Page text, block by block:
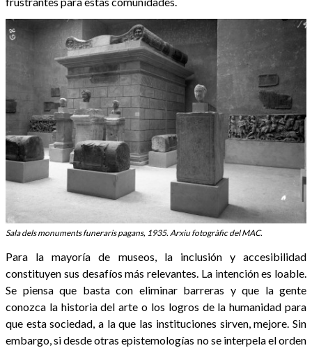
Sala dels monuments funeraris pagans, 1935. Arxiu fotogràfic del MAC.
Para la mayoría de museos, la inclusión y accesibilidad
constituyen sus desafíos más relevantes. La intención es loable.
Se piensa que basta con eliminar barreras y que la gente
conozca la historia del arte o los logros de la humanidad para
que esta sociedad, a la que las instituciones sirven, mejore. Sin
embargo, si desde otras epistemologías no se interpela el orden